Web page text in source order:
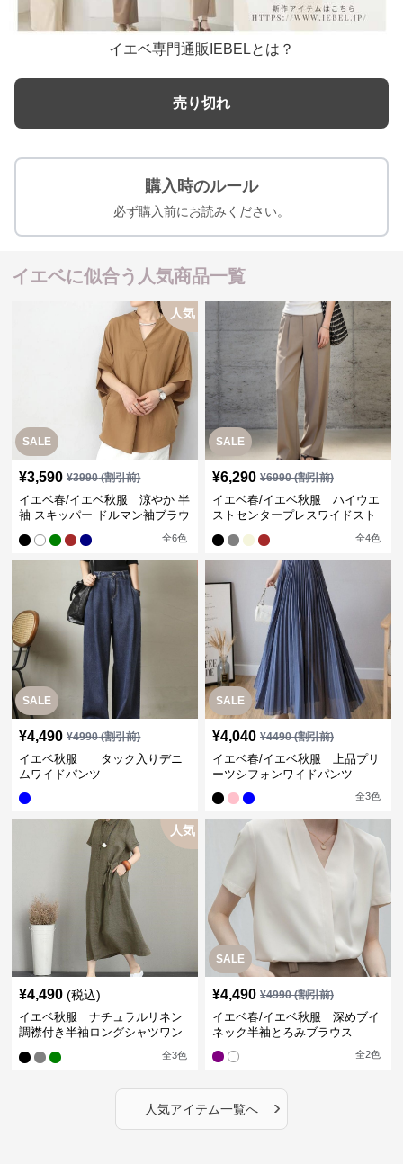
イエベ専門通販IEBELとは？
売り切れ
購入時のルール
必ず購入前にお読みください。
イエベに似合う人気商品一覧
SALE
人気
¥3,590 ¥3990(割引前)
イエベ春/イエベ秋服 涼やか 半
袖 スキッパー ドルマン袖ブラウ
全6色
SALE
¥6,290 ¥6990(割引前)
イエベ春/イエベ秋服 ハイウエ
ストセンタープレスワイドスト
全4色
SALE
¥4,490 ¥4990(割引前)
イエベ秋服 タック入りデニ
ムワイドパンツ
SALE
¥4,040 ¥4490(割引前)
イエベ春/イエベ秋服 上品プリ
ーツシフォンワイドパンツ
全3色
人気
¥4,490 (税込)
イエベ秋服 ナチュラルリネン
調襟付き半袖ロングシャツワン
全3色
SALE
¥4,490 ¥4990(割引前)
イエベ春/イエベ秋服 深めブイ
ネック半袖とろみブラウス
全2色
人気アイテム一覧へ ›